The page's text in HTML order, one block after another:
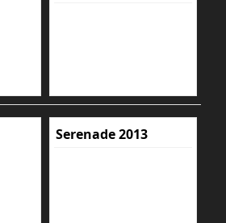
Serenade 2013